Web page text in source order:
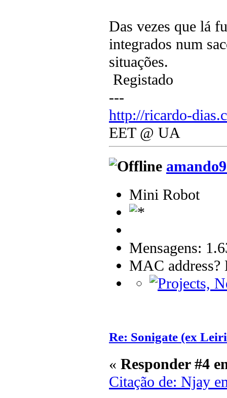
Das vezes que lá
integrados num
situações.
Registado
---
http://ricardo-
EET @ UA
Mini Robot
Mensagens:
MAC
Re: Sonigate (ex
« Responder #4
Citação de: Njay